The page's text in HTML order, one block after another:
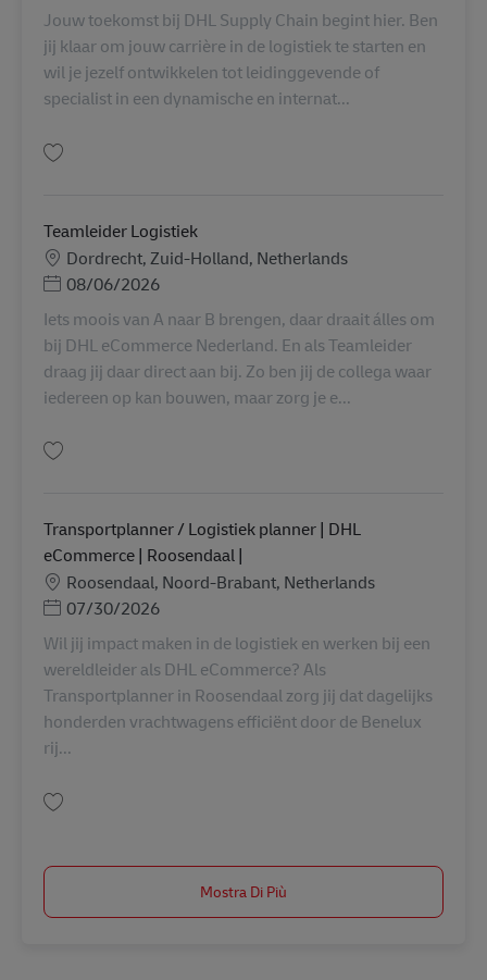
Jouw toekomst bij DHL Supply Chain begint hier. Ben
jij klaar om jouw carrière in de logistiek te starten en
wil je jezelf ontwikkelen tot leidinggevende of
specialist in een dynamische en internat...
Teamleider Logistiek
SedeDordrecht, Zuid-Holland, Netherlands
Posted Date
08/06/2026
Iets moois van A naar B brengen, daar draait álles om
bij DHL eCommerce Nederland. En als Teamleider
draag jij daar direct aan bij. Zo ben jij de collega waar
iedereen op kan bouwen, maar zorg je e...
Transportplanner / Logistiek planner | DHL
eCommerce | Roosendaal |
SedeRoosendaal, Noord-Brabant, Netherlands
Posted Date
07/30/2026
Wil jij impact maken in de logistiek en werken bij een
wereldleider als DHL eCommerce? Als
Transportplanner in Roosendaal zorg jij dat dagelijks
honderden vrachtwagens efficiënt door de Benelux
rij...
Mostra Di Più